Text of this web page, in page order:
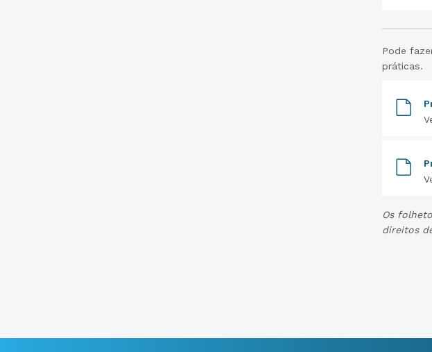
Pode
práticas.
Os
direitos